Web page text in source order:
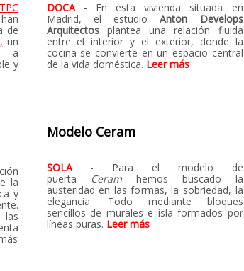
TPC
han
de
un
a
y
DOCA - En esta vivienda situada en
Madrid, el estudioAnton Develops
Arquitectosplantea una relación fluida
entre el interior y el exterior, donde la
cocina se convierte en un espacio central
de la vida doméstica. Leer más
la
y
Modelo Ceram
SOLA - Para el modelo de
puerta
Ceramhemos buscado la
austeridad en las formas, la sobriedad, la
elegancia. Todo mediante bloques
sencillos de murales e isla formados por
líneas puras. Leer más